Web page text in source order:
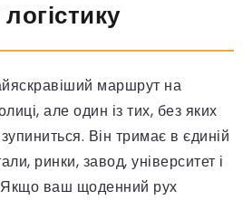
маршрут на
але один із тих, без яких
Він тримає в єдиній
ринки, завод, університет і
Якщо ваш щоденний рух